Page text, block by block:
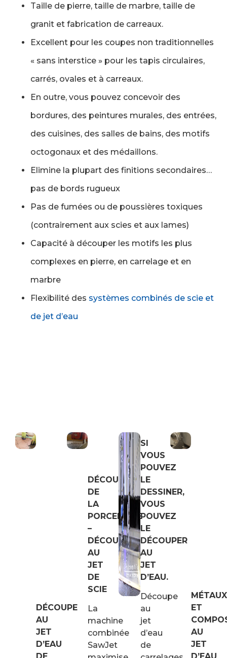
Taille de pierre, taille de marbre, taille de
granit et fabrication de carreaux.
Excellent pour les coupes non traditionnelles
« sans interstice » pour les tapis circulaires,
carrés, ovales et à carreaux.
En outre, vous pouvez concevoir des
bordures, des peintures murales, des entrées,
des cuisines, des salles de bains, des motifs
octogonaux et des médaillons.
Elimine la plupart des finitions secondaires…
pas de bords rugueux
Pas de fumées ou de poussières toxiques
(contrairement aux scies et aux lames)
Capacité à découper les motifs les plus
complexes en pierre, en carrelage et en
marbre
Flexibilité des systèmes combinés de scie et
de jet d’eau
DÉCOUPE
AU
JET
D’EAU
DE
DÉCOUPE
DE
LA
PORCELAINE
–
DÉCOUPE
AU
JET
DE
SCIE
La
machine
combinée
SawJet
SI
VOUS
POUVEZ
LE
DESSINER,
VOUS
POUVEZ
LE
DÉCOUPER
AU
JET
D’EAU.
Découpe
au
jet
d’eau
de
MÉTAUX
ET
AU
JET
D’EAU